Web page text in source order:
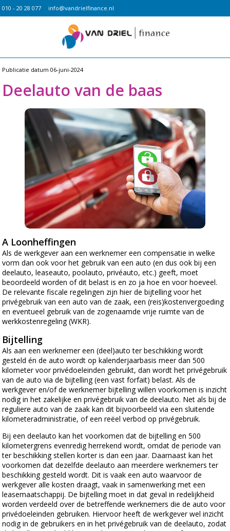
010 - 20 28 077 info@vandrielfinance.nl
Publicatie datum 06-juni-2024
Deelauto van de baas
A Loonheffingen
Als de werkgever aan een werknemer een compensatie in welke
vorm dan ook voor het gebruik van een auto (en dus ook bij een
deelauto, leaseauto, poolauto, privéauto, etc.) geeft, moet
beoordeeld worden of dit belast is en zo ja hoe en voor hoeveel.
De relevante fiscale regelingen zijn hier de bijtelling voor het
privégebruik van een auto van de zaak, een (reis)kostenvergoeding
en eventueel gebruik van de zogenaamde vrije ruimte van de
werkkostenregeling (WKR).
Bijtelling
Als aan een werknemer een (deel)auto ter beschikking wordt
gesteld én de auto wordt op kalenderjaarbasis meer dan 500
kilometer voor privédoeleinden gebruikt, dan wordt het privégebruik
van de auto via de bijtelling (een vast forfait) belast. Als de
werkgever en/of de werknemer bijtelling willen voorkomen is inzicht
nodig in het zakelijke en privégebruik van de deelauto. Net als bij de
reguliere auto van de zaak kan dit bijvoorbeeld via een sluitende
kilometeradministratie, of een reëel verbod op privégebruik.
Bij een deelauto kan het voorkomen dat de bijtelling en 500
kilometergrens evenredig herrekend wordt, omdat de periode van
ter beschikking stellen korter is dan een jaar. Daarnaast kan het
voorkomen dat dezelfde deelauto aan meerdere werknemers ter
beschikking gesteld wordt. Dit is vaak een auto waarvoor de
werkgever alle kosten draagt, vaak in samenwerking met een
leasemaatschappij. De bijtelling moet in dat geval in redelijkheid
worden verdeeld over de betreffende werknemers die de auto voor
privédoeleinden gebruiken. Hiervoor heeft de werkgever wel inzicht
nodig in de gebruikers en in het privégebruik van de deelauto, zodat